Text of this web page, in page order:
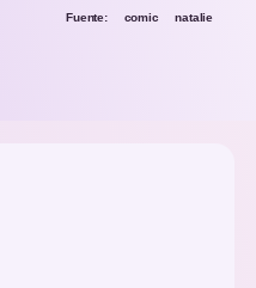
Fuente: comic natalie